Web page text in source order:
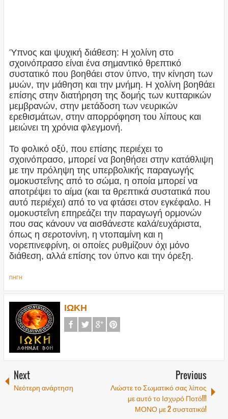
Ύπνος και ψυχική διάθεση: Η χολίνη στo
σχοινόπρασο είναι ένα σημαντικό θρεπτικό
συστατικό που βοηθάει στον ύπνο, την κίνηση των
μυών, την μάθηση και την μνήμη. Η χολίνη βοηθάει
επίσης στην διατήρηση της δομής των κυτταρικών
μεμβρανών, στην μετάδοση των νευρικών
ερεθισμάτων, στην απορρόφηση του λίπους και
μειώνει τη χρόνια φλεγμονή.
Το φολικό οξύ, που επίσης περιέχει το
σχοινόπρασο, μπορεί να βοηθήσει στην κατάθλιψη
με την πρόληψη της υπερβολικής παραγωγής
ομοκυστεΐνης από το σώμα, η οποία μπορεί να
αποτρέψει το αίμα (και τα θρεπτικά συστατικά που
αυτό περιέχει) από το να φτάσει στον εγκέφαλο. Η
ομοκυστεΐνη επηρεάζει την παραγωγή ορμονών
που σας κάνουν να αισθάνεστε καλά/ευχάριστα,
όπως η σεροτονίνη, η ντοπαμίνη και η
νορεπινεφρίνη, οι οποίες ρυθμίζουν όχι μόνο
διάθεση, αλλά επίσης τον ύπνο και την όρεξη.
ΠΗΓΗ
ΙΩΚΗ
Next
Νεότερη ανάρτηση
Previous
Λιώστε το Σωματικό σας λίπος
με αυτό το Ισχυρό Ποτό!!!
ΜΟΝΟ με 2 συστατικά!